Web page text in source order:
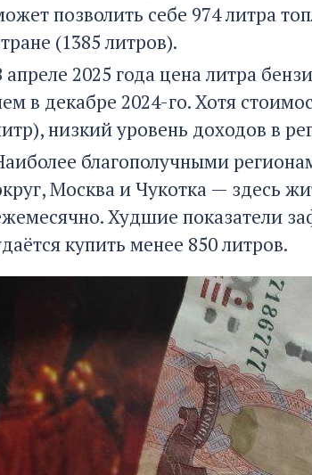
позволить себе 974 литра
(1385 литров).
апреле 2025 года цена литра
в декабре 2024-го. Хотя
низкий уровень доходов в
благополучными
Москва и Чукотка — здесь
Худшие показатели
купить менее 850 литров.